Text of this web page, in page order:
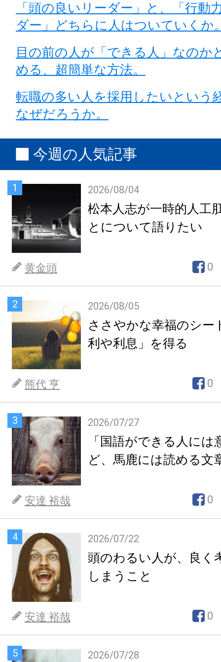
「頭の良いリーダー」と、「行動
ダー」どちらに人はついていくか
目の前の人が「できる人」なのか
める、超簡単な方法。
転職の多い人を採用したいという
なぜだろうか。
今週の人気記事
1 2026/08/04
松本人志が一時的人工
とについて語りたい
黄金頭 0
2 2026/08/05
ささやかな幸福のシー
利や利息」を得る
熊代 亨 0
3 2026/07/27
「国語ができる人には
ど、馬鹿には読める文
安達 裕哉 0
4 2026/07/22
頭のわるい人が、良く
しまうこと
安達 裕哉 0
5 2026/07/28